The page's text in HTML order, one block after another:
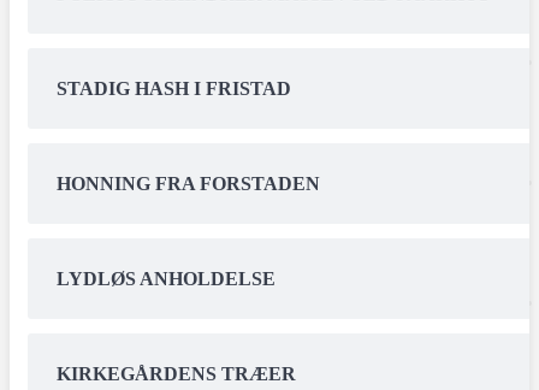
STADIG HASH I FRISTAD
HONNING FRA FORSTADEN
LYDLØS ANHOLDELSE
KIRKEGÅRDENS TRÆER